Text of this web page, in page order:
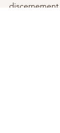
discernement.